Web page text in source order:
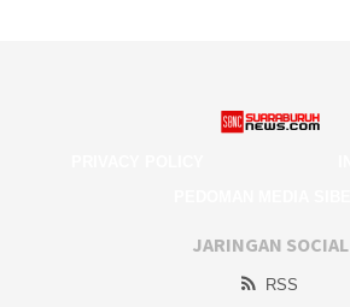
JARINGAN SOCIAL
RSS